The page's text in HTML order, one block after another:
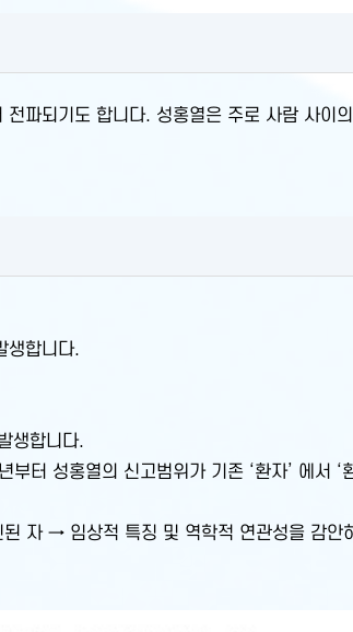
파되기도 합니다. 성홍열은 주로 사람 사이
생합니다.
생합니다.
성홍열의 신고범위가 기존 ‘환자’ 에서 ‘
자 → 임상적 특징 및 역학적 연관성을 감안